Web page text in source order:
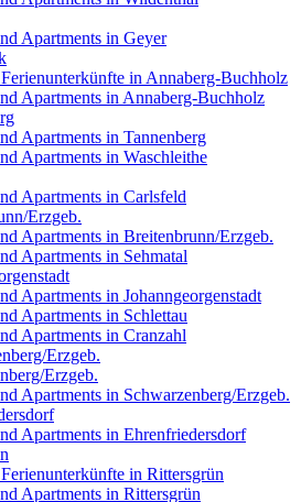
Apartments in Geyer
in Annaberg-Buchholz
Apartments in Annaberg-Buchholz
Apartments in Tannenberg
Apartments in Waschleithe
Apartments in Carlsfeld
Erzgeb.
Apartments in Breitenbrunn/Erzgeb.
Apartments in Sehmatal
Apartments in Johanngeorgenstadt
Apartments in Schlettau
Apartments in Cranzahl
Erzgeb.
Erzgeb.
Apartments in Schwarzenberg/Erzgeb.
Apartments in Ehrenfriedersdorf
in Rittersgrün
Apartments in Rittersgrün